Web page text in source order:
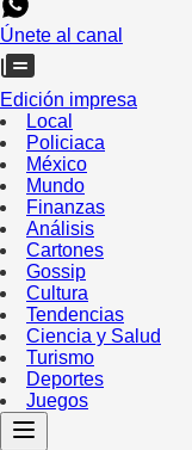
Únete al canal
Edición impresa
Local
Policiaca
México
Mundo
Finanzas
Análisis
Cartones
Gossip
Cultura
Tendencias
Ciencia y Salud
Turismo
Deportes
Juegos